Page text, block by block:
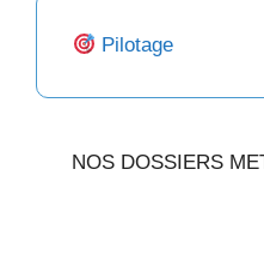
Pilotage
NOS DOSSIERS